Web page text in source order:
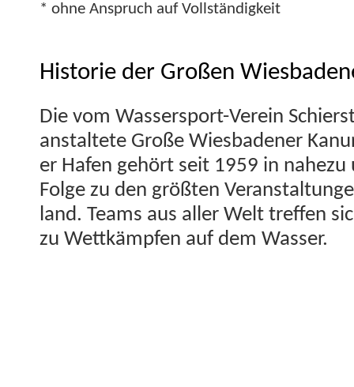
* ohne Anspruch auf Vollständigkeit
Historie der Großen
Die vom Wasser­sport-Vere­in
anstal­tete Große Wies­baden­er
er Hafen gehört seit 1959 in
Folge zu den größten
land. Teams aus aller Welt tre­f­fen
zu Wet­tkämpfen auf dem Wasser.